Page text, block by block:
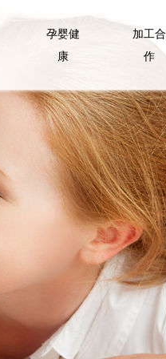
孕婴健
康
加工合
作